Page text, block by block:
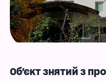
Об'єкт знятий з